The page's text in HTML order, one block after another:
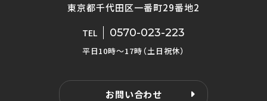
東京都千代田区一番町29番地2
TEL 0570-023-223
平日10時〜17時（土日祝休）
お問い合わせ